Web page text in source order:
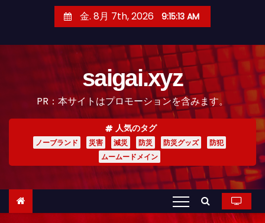
金. 8月 7th, 2026 9:15:14 AM
saigai.xyz
PR：本サイトはプロモーションを含みます。
人気のタグ
ノーブランド 災害 減災 防災 防災グッズ
防犯
ムームードメイン